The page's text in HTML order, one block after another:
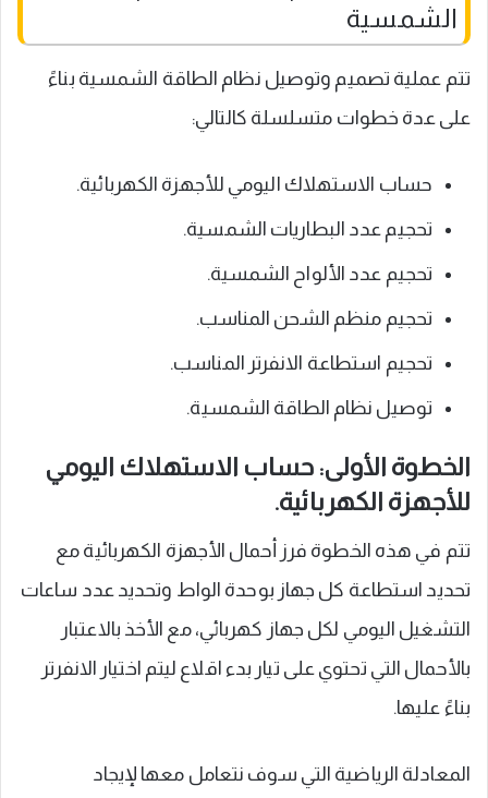
الشمسية
تتم عملية تصميم وتوصيل نظام الطاقة الشمسية بناءً
على عدة خطوات متسلسلة كالتالي:
حساب الاستهلاك اليومي للأجهزة الكهربائية.
تحجيم عدد البطاريات الشمسية.
تحجيم عدد الألواح الشمسية.
تحجيم منظم الشحن المناسب.
تحجيم استطاعة الانفرتر المناسب.
توصيل نظام الطاقة الشمسية.
الخطوة الأولى: حساب الاستهلاك اليومي
للأجهزة الكهربائية.
تتم في هذه الخطوة فرز أحمال الأجهزة الكهربائية مع
تحديد استطاعة كل جهاز بوحدة الواط وتحديد عدد ساعات
التشغيل اليومي لكل جهاز كهربائي، مع الأخذ بالاعتبار
بالأحمال التي تحتوي على تيار بدء اقلاع ليتم اختيار الانفرتر
بناءً عليها.
المعادلة الرياضية التي سوف نتعامل معها لإيجاد